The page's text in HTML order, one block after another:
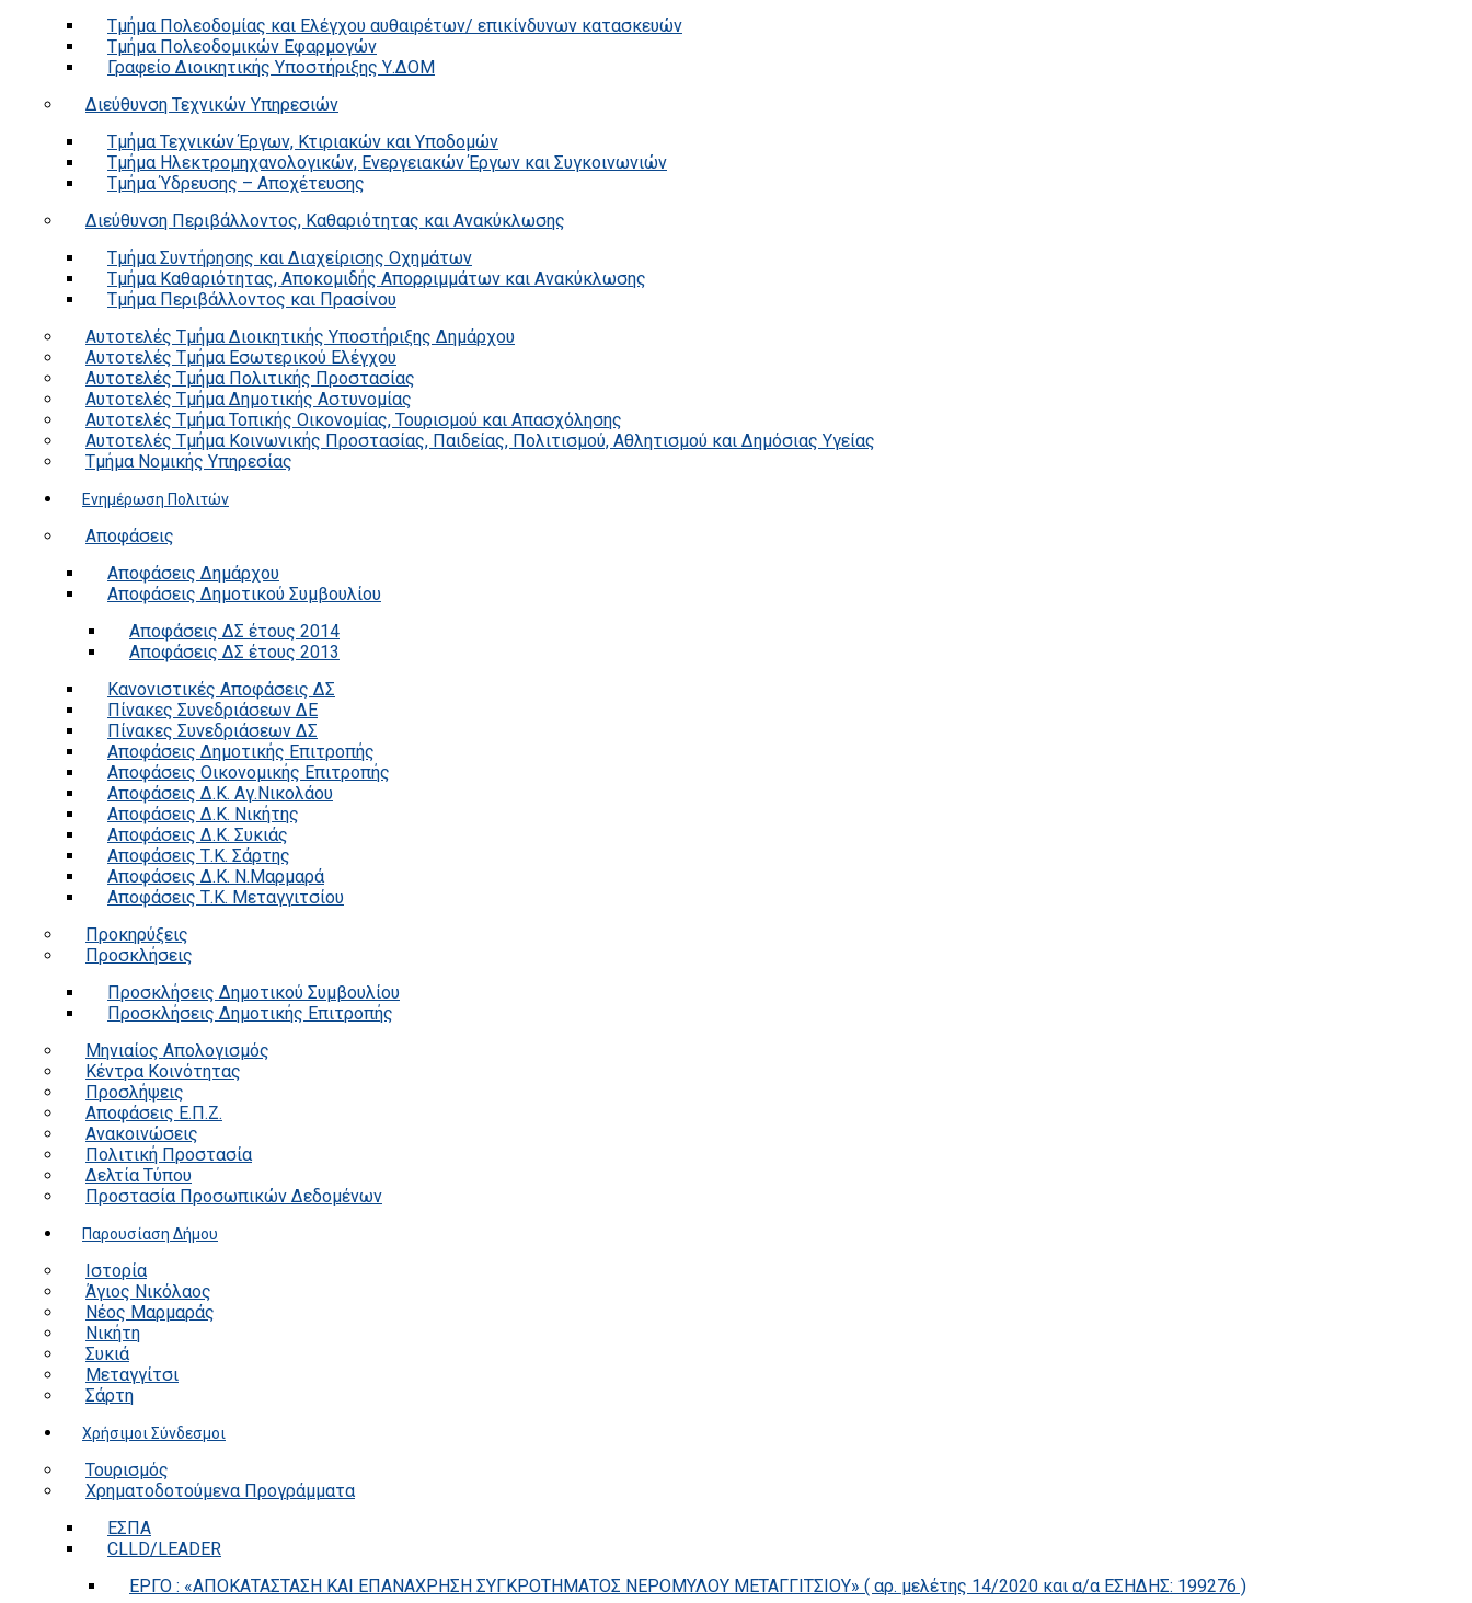
Τμήμα Πολεοδομίας και Ελέγχου αυθαιρέτων/ επικίνδυνων κατασκευών
Τμήμα Πολεοδομικών Εφαρμογών
Γραφείο Διοικητικής Υποστήριξης Υ.ΔΟΜ
Διεύθυνση Τεχνικών Υπηρεσιών
Τμήμα Τεχνικών Έργων, Κτιριακών και Υποδομών
Τμήμα Ηλεκτρομηχανολογικών, Ενεργειακών Έργων και Συγκοινωνιών
Τμήμα Ύδρευσης – Αποχέτευσης
Διεύθυνση Περιβάλλοντος, Καθαριότητας και Ανακύκλωσης
Τμήμα Συντήρησης και Διαχείρισης Οχημάτων
Τμήμα Καθαριότητας, Αποκομιδής Απορριμμάτων και Ανακύκλωσης
Τμήμα Περιβάλλοντος και Πρασίνου
Αυτοτελές Τμήμα Διοικητικής Υποστήριξης Δημάρχου
Αυτοτελές Τμήμα Εσωτερικού Ελέγχου
Αυτοτελές Τμήμα Πολιτικής Προστασίας
Αυτοτελές Τμήμα Δημοτικής Αστυνομίας
Αυτοτελές Τμήμα Τοπικής Οικονομίας, Τουρισμού και Απασχόλησης
Αυτοτελές Τμήμα Κοινωνικής Προστασίας, Παιδείας, Πολιτισμού, Αθλητισμού και Δημόσιας Υγείας
Τμήμα Νομικής Υπηρεσίας
Ενημέρωση Πολιτών
Αποφάσεις
Αποφάσεις Δημάρχου
Αποφάσεις Δημοτικού Συμβουλίου
Αποφάσεις ΔΣ έτους 2014
Αποφάσεις ΔΣ έτους 2013
Κανονιστικές Αποφάσεις ΔΣ
Πίνακες Συνεδριάσεων ΔΕ
Πίνακες Συνεδριάσεων ΔΣ
Αποφάσεις Δημοτικής Επιτροπής
Αποφάσεις Οικονομικής Επιτροπής
Αποφάσεις Δ.Κ. Αγ.Νικολάου
Αποφάσεις Δ.Κ. Νικήτης
Αποφάσεις Δ.Κ. Συκιάς
Αποφάσεις Τ.Κ. Σάρτης
Αποφάσεις Δ.Κ. Ν.Μαρμαρά
Αποφάσεις Τ.Κ. Μεταγγιτσίου
Προκηρύξεις
Προσκλήσεις
Προσκλήσεις Δημοτικού Συμβουλίου
Προσκλήσεις Δημοτικής Επιτροπής
Μηνιαίος Απολογισμός
Κέντρα Κοινότητας
Προσλήψεις
Αποφάσεις Ε.Π.Ζ.
Ανακοινώσεις
Πολιτική Προστασία
Δελτία Τύπου
Προστασία Προσωπικών Δεδομένων
Παρουσίαση Δήμου
Ιστορία
Άγιος Νικόλαος
Νέος Μαρμαράς
Νικήτη
Συκιά
Μεταγγίτσι
Σάρτη
Χρήσιμοι Σύνδεσμοι
Τουρισμός
Χρηματοδοτούμενα Προγράμματα
ΕΣΠΑ
CLLD/LEADER
ΕΡΓΟ : «ΑΠΟΚΑΤΑΣΤΑΣΗ ΚΑΙ ΕΠΑΝΑΧΡΗΣΗ ΣΥΓΚΡΟΤΗΜΑΤΟΣ ΝΕΡΟΜΥΛΟΥ ΜΕΤΑΓΓΙΤΣΙΟΥ» ( αρ. μελέτης 14/2020 και α/α ΕΣΗΔΗΣ: 199276 )